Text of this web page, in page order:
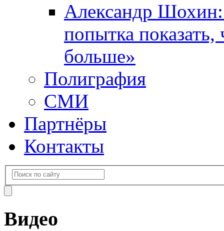
Александр
попытка
больше»
Полиграфия
СМИ
Партнёры
Контакты
Видео